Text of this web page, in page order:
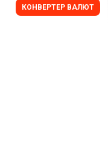
КОНВЕРТЕР ВАЛЮТ